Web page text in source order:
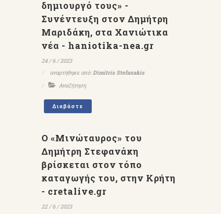
δημιουργό τους» -
Συνέντευξη στον Δημήτρη
Μαριδάκη, στα Χανιώτικα
νέα - haniotika-nea.gr
24 / 6 / 2023
αναρτήθηκε από:Dimitris Stefanakis
Αναζήτηση
Διαβάστε
Ο «Μινώταυρος» του
Δημήτρη Στεφανάκη
βρίσκεται στον τόπο
καταγωγής του, στην Κρήτη
- cretalive.gr
22 / 6 / 2023